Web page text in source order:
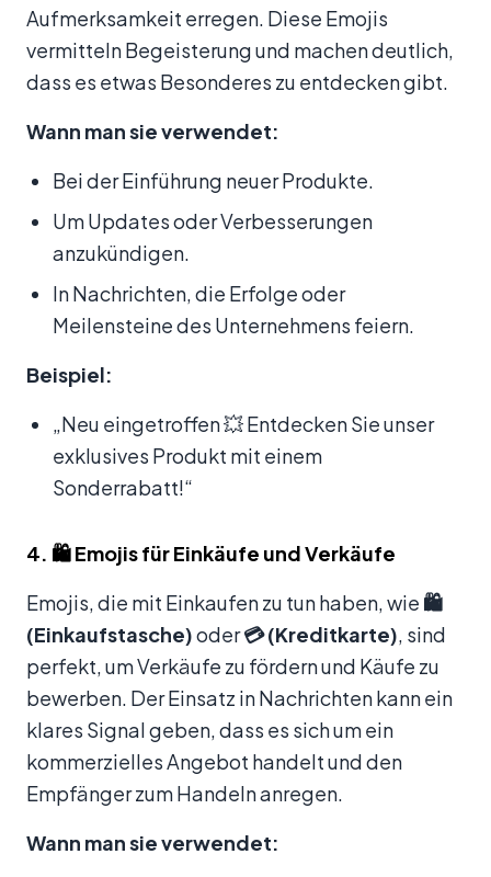
Aufmerksamkeit erregen. Diese Emojis
vermitteln Begeisterung und machen deutlich,
dass es etwas Besonderes zu entdecken gibt.
Wann man sie verwendet:
Bei der Einführung neuer Produkte.
Um Updates oder Verbesserungen
anzukündigen.
In Nachrichten, die Erfolge oder
Meilensteine des Unternehmens feiern.
Beispiel:
„Neu eingetroffen 💥 Entdecken Sie unser
exklusives Produkt mit einem
Sonderrabatt!“
4. 🛍️ Emojis für Einkäufe und Verkäufe
Emojis, die mit Einkaufen zu tun haben, wie 🛍️
(Einkaufstasche)oder💳 (Kreditkarte), sind
perfekt, um Verkäufe zu fördern und Käufe zu
bewerben. Der Einsatz in Nachrichten kann ein
klares Signal geben, dass es sich um ein
kommerzielles Angebot handelt und den
Empfänger zum Handeln anregen.
Wann man sie verwendet: